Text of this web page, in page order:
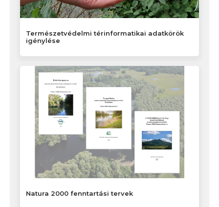
Természetvédelmi térinformatikai adatkörök
igénylése
Natura 2000 fenntartási tervek